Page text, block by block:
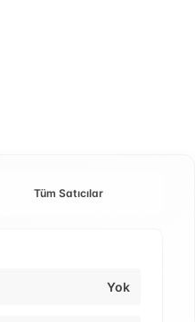
Tüm Satıcılar
Yok